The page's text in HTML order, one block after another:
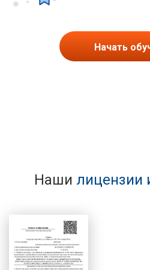
Начать
Наши лицензии